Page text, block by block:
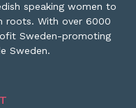
speaking women to
roots. With over 6000
Sweden-promoting
Sweden.